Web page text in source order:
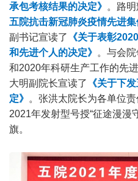
承包考核结果的决定》 。路
五院抗击新冠肺炎疫情先进集
副书记宣读了
《关于表彰
和先进个人的决定》 。与会
和2020年科研生产工作的先
大明副院长宣读了
《关于下
定》 。张洪太院长为各单位
2021年发射型号授“征途漫漫
旗。